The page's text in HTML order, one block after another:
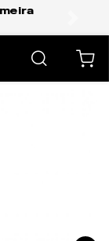
e São Paulo.